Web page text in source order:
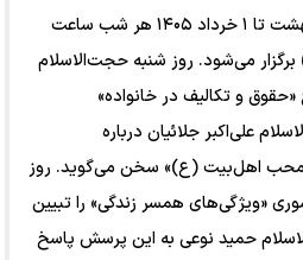
برنامه‌های هفتگی از ۲۶ اردیبهشت تا ۱ خرداد ۱۴۰۵ هر شب ساعت
برگزار می‌شود. روز شنبه حجت‌الاسلام
و تکالیف در خانواده»
علی‌اکبر جلائیان درباره
محب اهل‌بیت (ع)» سخن می‌گوید. روز
«ویژگی‌های همسر زندگی» را تبیین
حمید نوعی به این پرسش پاسخ